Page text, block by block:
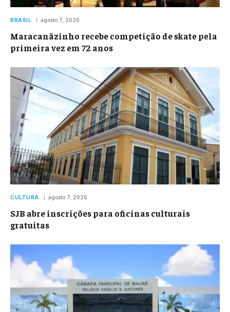
BRASIL agosto 7, 2026
Maracanãzinho recebe competição de skate pela
primeira vez em 72 anos
CULTURA agosto 7, 2026
SJB abre inscrições para oficinas culturais
gratuitas